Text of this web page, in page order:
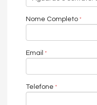
Nome Completo
Email
Telefone